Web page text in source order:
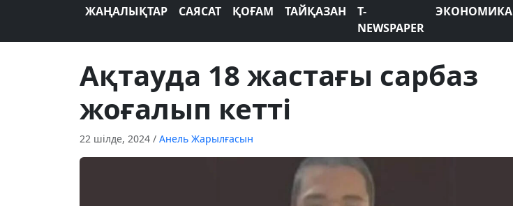
ЖАҢАЛЫҚТАР САЯСАТ ҚОҒАМ ТАЙҚАЗАН
T-
NEWSPAPER
ЭКОНОМИКА
Ақтауда 18 жастағы сарбаз
жоғалып кетті
22 шілде, 2024 / Анель Жарылғасын